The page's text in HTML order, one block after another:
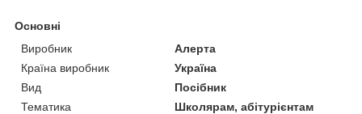
Основні
Виробник
Алерта
Країна виробник
Україна
Вид
Посібник
Тематика
Школярам, абітурієнтам